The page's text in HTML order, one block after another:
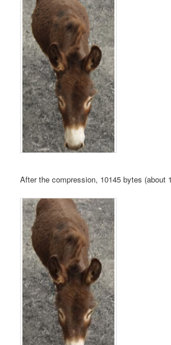
After the compression, 10145 bytes (about